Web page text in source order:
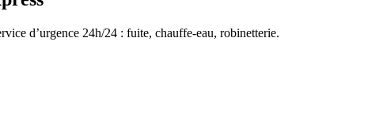
d’urgence 24h/24 : fuite, chauffe-eau, robinetterie.